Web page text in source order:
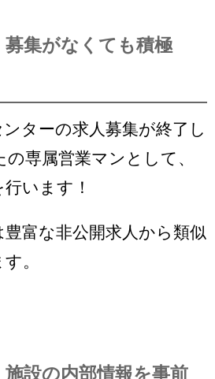
募集がなくても積極
ターの求人募集が終了し
専属営業マンとして、
います！
富な非公開求人から類似
。
施設の内部情報を事前